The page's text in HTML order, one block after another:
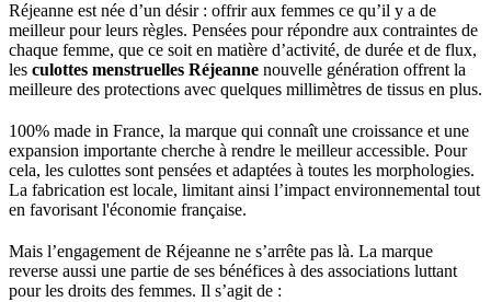
Réjeanne est née d’un désir : offrir aux femmes ce qu’il y a de
meilleur pour leurs règles. Pensées pour répondre aux contraintes de
chaque femme, que ce soit en matière d’activité, de durée et de flux,
les culottes menstruelles Réjeanne nouvelle génération offrent la
meilleure des protections avec quelques millimètres de tissus en plus.
100% made in France, la marque qui connaît une croissance et une
expansion importante cherche à rendre le meilleur accessible. Pour
cela, les culottes sont pensées et adaptées à toutes les morphologies.
La fabrication est locale, limitant ainsi l’impact environnemental tout
en favorisant l'économie française.
Mais l’engagement de Réjeanne ne s’arrête pas là. La marque
reverse aussi une partie de ses bénéfices à des associations luttant
pour les droits des femmes. Il s’agit de :